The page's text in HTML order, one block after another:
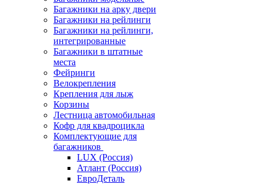
Багажники на арку двери
Багажники на рейлинги
Багажники на рейлинги,
интегрированные
Багажники в штатные
места
Фейринги
Велокрепления
Крепления для лыж
Корзины
Лестница автомобильная
Кофр для квадроцикла
Комплектующие для
багажников
LUX (Россия)
Атлант (Россия)
ЕвроДеталь